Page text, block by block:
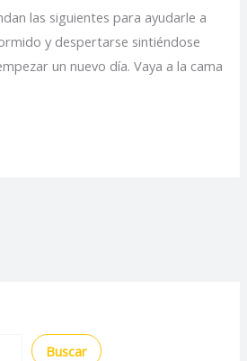
las siguientes para ayudarle a
y despertarse sintiéndose
un nuevo día. Vaya a la cama
Buscar